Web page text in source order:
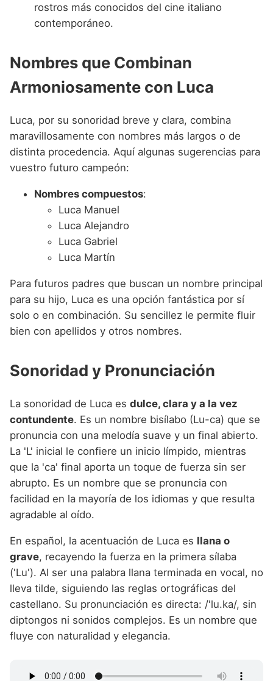
rostros más conocidos del cine italiano
contemporáneo.
Nombres que Combinan
Armoniosamente con Luca
Luca, por su sonoridad breve y clara, combina
maravillosamente con nombres más largos o de
distinta procedencia. Aquí algunas sugerencias para
vuestro futuro campeón:
Nombres compuestos:
Luca Manuel
Luca Alejandro
Luca Gabriel
Luca Martín
Para futuros padres que buscan un nombre principal
para su hijo, Luca es una opción fantástica por sí
solo o en combinación. Su sencillez le permite fluir
bien con apellidos y otros nombres.
Sonoridad y Pronunciación
La sonoridad de Luca es dulce, clara y a la vez
contundente. Es un nombre bisílabo (Lu-ca) que se
pronuncia con una melodía suave y un final abierto.
La 'L' inicial le confiere un inicio límpido, mientras
que la 'ca' final aporta un toque de fuerza sin ser
abrupto. Es un nombre que se pronuncia con
facilidad en la mayoría de los idiomas y que resulta
agradable al oído.
En español, la acentuación de Luca es llana o
grave, recayendo la fuerza en la primera sílaba
('Lu'). Al ser una palabra llana terminada en vocal, no
lleva tilde, siguiendo las reglas ortográficas del
castellano. Su pronunciación es directa: /'lu.ka/, sin
diptongos ni sonidos complejos. Es un nombre que
fluye con naturalidad y elegancia.